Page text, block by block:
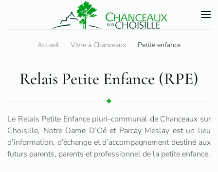
Accéder au contenu principal
Accueil Vivre à Chanceaux Petite enfance
Relais Petite Enfance (RPE)
Le Relais Petite Enfance pluri-communal de Chanceaux sur
Choisille, Notre Dame D’Oé et Parcay Meslay est un lieu
d’information, d’échange et d’accompagnement destiné aux
futurs parents, parents et professionnel de la petite enfance.